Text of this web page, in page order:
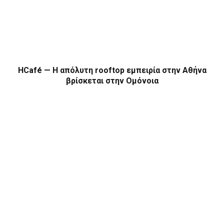
HCafé — Η απόλυτη rooftop εμπειρία στην Αθήνα
βρίσκεται στην Ομόνοια